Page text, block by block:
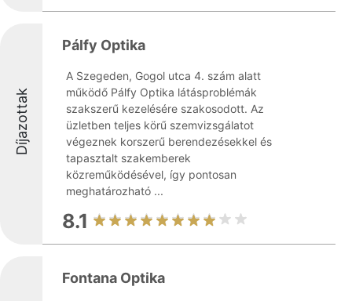
Díjazottak
Pálfy Optika
A Szegeden, Gogol utca 4. szám alatt
működő Pálfy Optika látásproblémák
szakszerű kezelésére szakosodott. Az
üzletben teljes körű szemvizsgálatot
végeznek korszerű berendezésekkel és
tapasztalt szakemberek
közreműködésével, így pontosan
meghatározható ...
8.1
Fontana Optika